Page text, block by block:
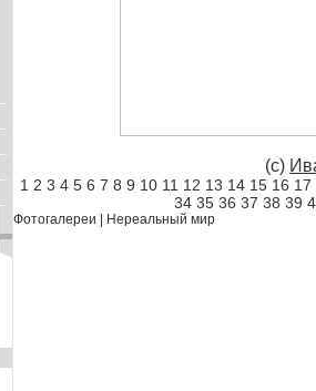
(c)
1 2 3 4 5 6 7 8 9 10 11 12 13 14 15 16 17
34 35 36 37 38 39
Фотогалереи Нереальный мир